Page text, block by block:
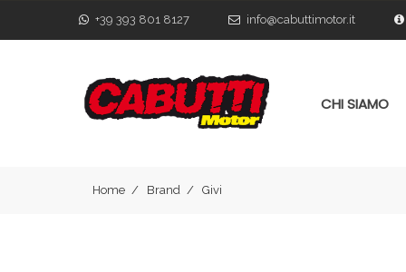
+39 393 801 8127 info@cabuttimotor.it
CHI SIAMO
Home Brand Givi